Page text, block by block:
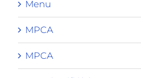
Menu
MPCA
MPCA